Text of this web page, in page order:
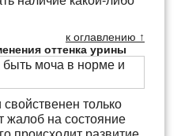
к оглавлению ↑
оттенка урины
только
жалоб на состояние